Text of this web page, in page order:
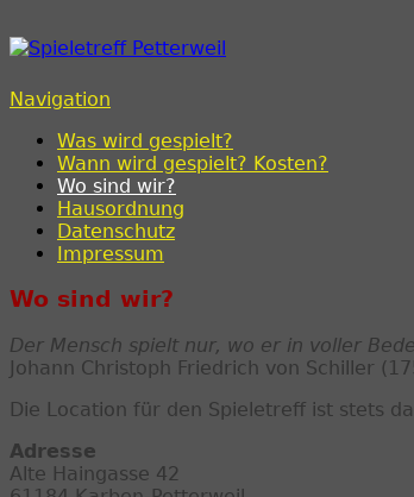
Navigation
Was wird gespielt?
Wann wird gespielt? Kosten?
Wo sind wir?
Hausordnung
Datenschutz
Impressum
Wo sind wir?
Der Mensch spielt nur, wo er in voller
Johann Christoph Friedrich von Schiller
Die Location für den Spieletreff ist stets
Adresse
Alte Haingasse 42